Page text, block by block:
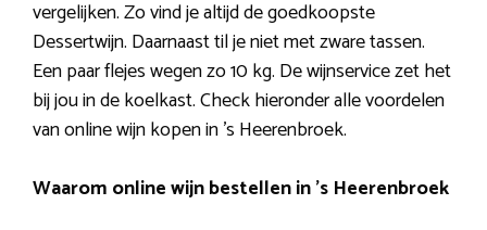
vergelijken. Zo vind je altijd de goedkoopste
Dessertwijn. Daarnaast til je niet met zware tassen.
Een paar flejes wegen zo 10 kg. De wijnservice zet het
bij jou in de koelkast. Check hieronder alle voordelen
van online wijn kopen in ’s Heerenbroek.
Waarom online wijn bestellen in ’s Heerenbroek